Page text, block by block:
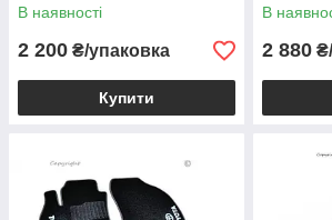
В наявності
2 200 ₴/упаковка
Купити
В
2 880